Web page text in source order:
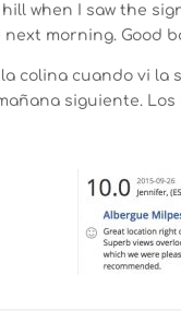
when I saw the
morning. Good
colina cuando vi la
siguiente. Los